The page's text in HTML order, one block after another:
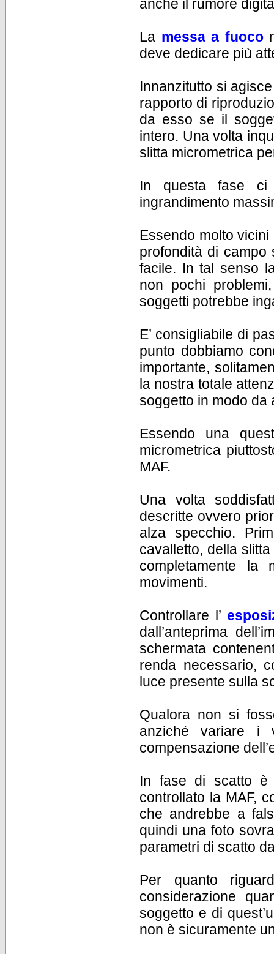
anche il rumore
La messa a fuoco
deve dedicare più
Innanzitutto si
rapporto di
da esso se il
intero. Una volta
slitta micrometrica
In questa fase ci
ingrandimento
Essendo molto
profondità di
facile. In tal senso
non pochi
soggetti potrebbe
E’ consigliabile di
punto dobbiamo
importante,
la nostra totale
soggetto in modo da
Essendo una
micrometrica
MAF.
Una volta
descritte ovvero
alza specchio.
cavalletto, della
completamente la
movimenti.
Controllare l’
dall’anteprima
schermata
renda necessario,
luce presente sulla
Qualora non si
anziché variare i
compensazione
In fase di scatto è
controllato la MAF,
che andrebbe a
quindi una foto
parametri di scatto
Per quanto
considerazione
soggetto e di
non è sicuramente